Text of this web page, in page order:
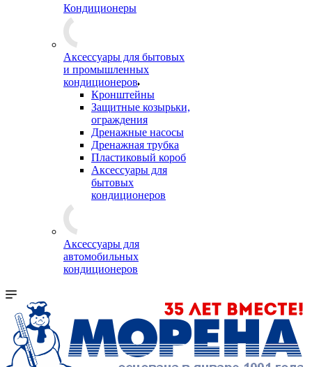
Кондиционеры
Аксессуары для бытовых
и промышленных
кондиционеров
Кронштейны
Защитные козырьки,
ограждения
Дренажные насосы
Дренажная трубка
Пластиковый короб
Аксессуары для
бытовых
кондиционеров
Аксессуары для
автомобильных
кондиционеров